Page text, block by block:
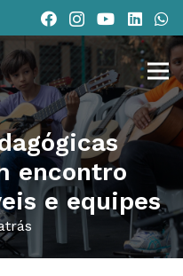
encontro
e equipes